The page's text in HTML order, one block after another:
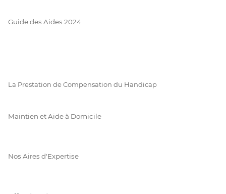
Guide des Aides 2024
La Prestation de Compensation du Handicap
Maintien et Aide à Domicile
Nos Aires d'Expertise